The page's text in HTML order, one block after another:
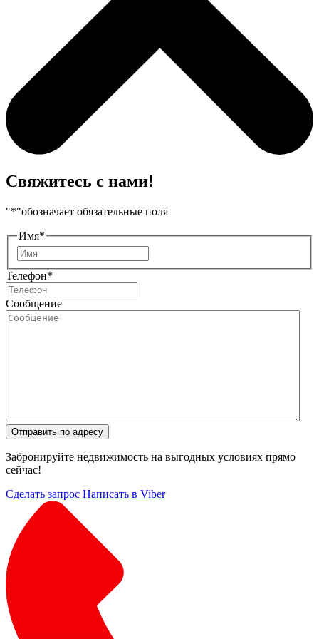
Свяжитесь с нами!
"*"обозначает обязательные поля
Имя*
Телефон*
Сообщение
Отправить по адресу
Забронируйте недвижимость на выгодных условиях прямо
сейчас!
Сделать запрос Написать в Viber